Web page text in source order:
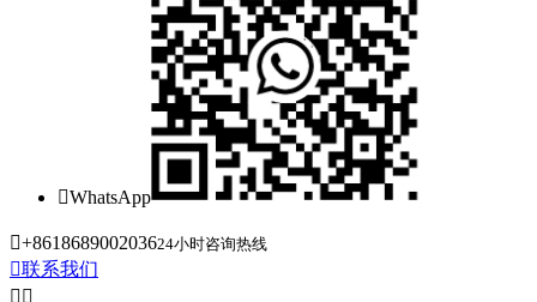
WhatsApp
+861868900203624小时咨询热线
联系我们
 